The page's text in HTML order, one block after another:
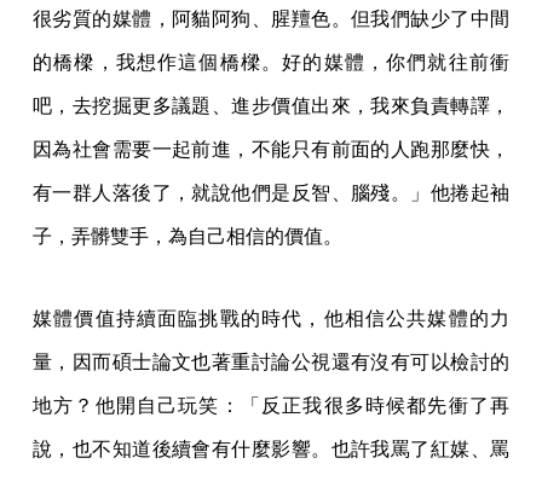
很劣質的媒體，阿貓阿狗、腥羶色。但我們缺少了中間
的橋樑，我想作這個橋樑。好的媒體，你們就往前衝
吧，去挖掘更多議題、進步價值出來，我來負責轉譯，
因為社會需要一起前進，不能只有前面的人跑那麼快，
有一群人落後了，就說他們是反智、腦殘。」他捲起袖
子，弄髒雙手，為自己相信的價值。
媒體價值持續面臨挑戰的時代，他相信公共媒體的力
量，因而碩士論文也著重討論公視還有沒有可以檢討的
地方？他開自己玩笑：「反正我很多時候都先衝了再
說，也不知道後續會有什麼影響。也許我罵了紅媒、罵